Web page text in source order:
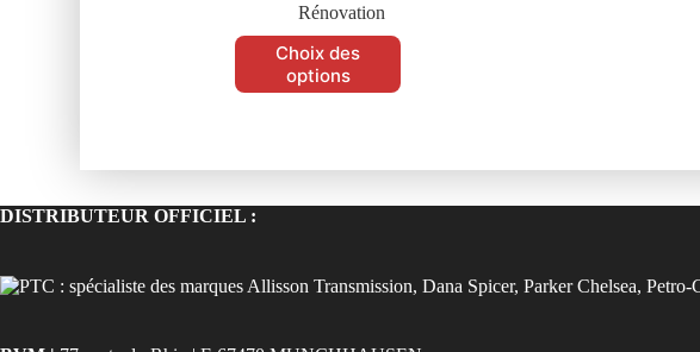
Rénovation
Choix des
options
DISTRIBUTEUR OFFICIEL :